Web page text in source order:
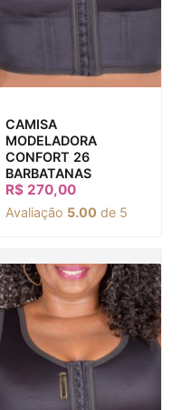
CAMISA
MODELADORA
CONFORT 26
BARBATANAS
R$ 270,00
Avaliação 5.00 de 5